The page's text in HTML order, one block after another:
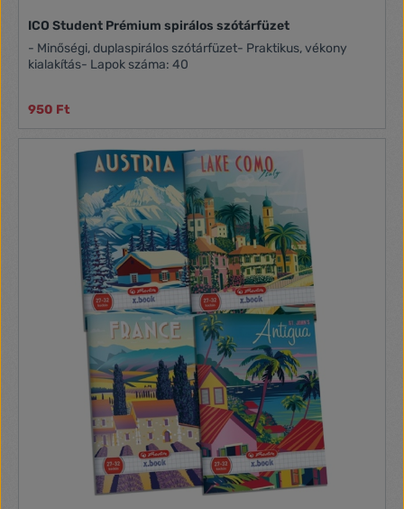
ICO Student Prémium spirálos szótárfüzet
- Minőségi, duplaspirálos szótárfüzet- Praktikus, vékony
kialakítás- Lapok száma: 40
950 Ft